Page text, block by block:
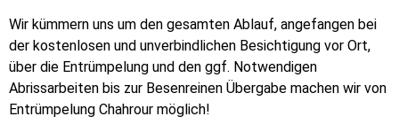
Wir kümmern uns um den gesamten Ablauf, angefangen bei
der kostenlosen und unverbindlichen Besichtigung vor Ort,
über die Entrümpelung und den ggf. Notwendigen
Abrissarbeiten bis zur Besenreinen Übergabe machen wir von
Entrümpelung Chahrour möglich!